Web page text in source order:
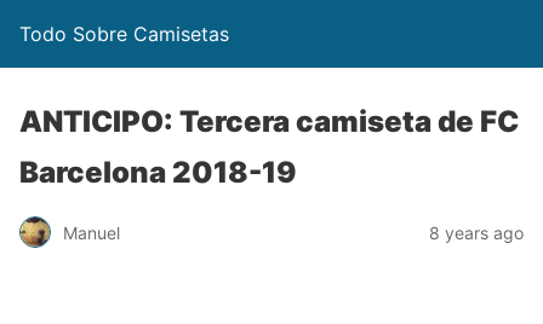
Todo Sobre Camisetas
ANTICIPO: Tercera camiseta de FC
Barcelona 2018-19
Manuel 8 years ago